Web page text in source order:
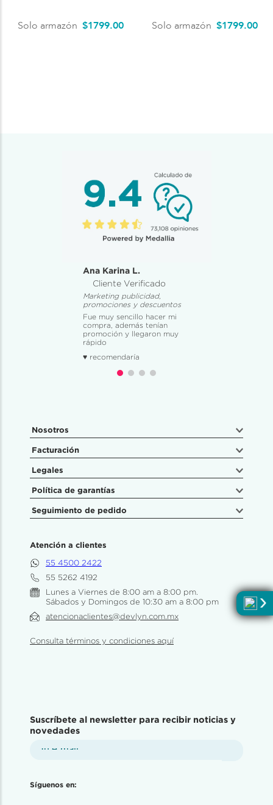
Solo armazón $1799.00 Solo armazón $1799.00
Ana Karina L.
Cliente Verificado
Marketing publicidad,
promociones y descuentos
Fue muy sencillo hacer mi
compra, además tenían
promoción y llegaron muy
rápido
♥ recomendaría
Nosotros
Facturación
Legales
Política de garantías
Seguimiento de pedido
Atención a clientes
55 4500 2422
55 5262 4192
Lunes a Viernes de 8:00 am a 8:00 pm.
Sábados y Domingos de 10:30 am a 8:00 pm
atencionaclientes@devlyn.com.mx
Consulta términos y condiciones aquí
Suscríbete al newsletter para recibir noticias y
novedades
Síguenos en: